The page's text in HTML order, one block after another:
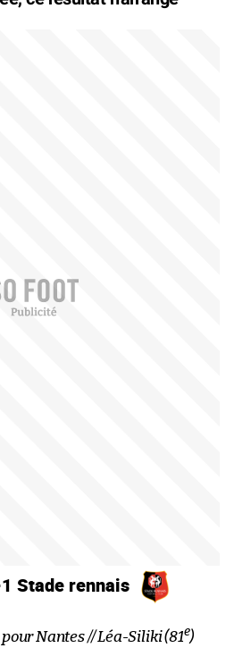
Stade rennais
pour Nantes // Léa-Siliki (81e)